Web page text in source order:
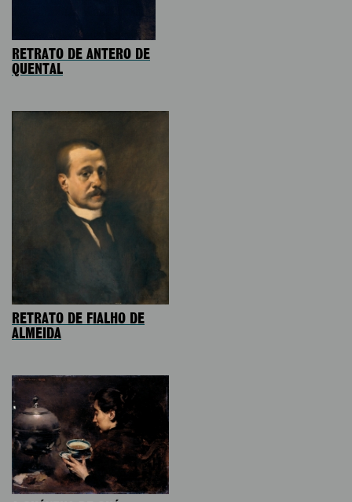
RETRATO DE ANTERO DE
QUENTAL
RETRATO DE FIALHO DE
ALMEIDA